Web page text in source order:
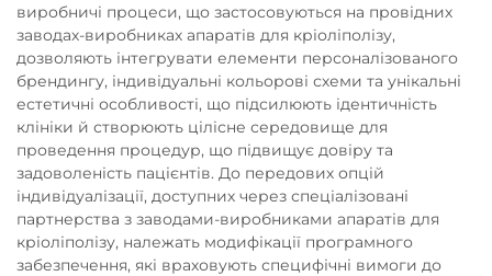
виробничі процеси, що застосовуються на провідних
заводах-виробниках апаратів для кріоліполізу,
дозволяють інтегрувати елементи персоналізованого
брендингу, індивідуальні кольорові схеми та унікальні
естетичні особливості, що підсилюють ідентичність
клініки й створюють цілісне середовище для
проведення процедур, що підвищує довіру та
задоволеність пацієнтів. До передових опцій
індивідуалізації, доступних через спеціалізовані
партнерства з заводами-виробниками апаратів для
кріоліполізу, належать модифікації програмного
забезпечення, які враховують специфічні вимоги до